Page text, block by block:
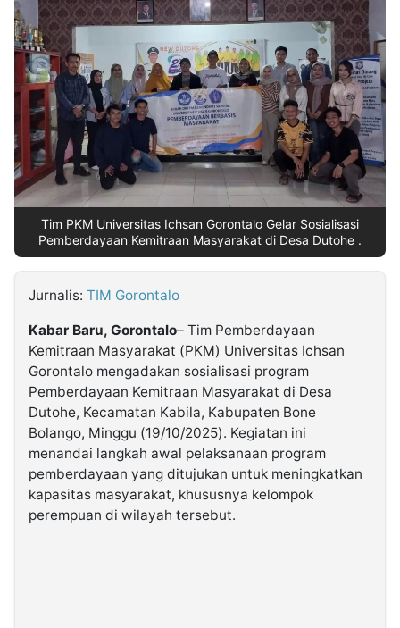
Insight
NTB
Suara
Time
Lens
IDN
Daily
Jogja
Jalan
Rakyat
Idealita
News
Kita
Notice
Dinamikapost.com
Radar
Baru
Seedbacklink
Follow
Kabarbaru
Kabarbaru.co
2026
Kabarbaru
Media
Holding
Tim PKM Universitas Ichsan Gorontalo Gelar Sosialisasi
Pemberdayaan Kemitraan Masyarakat di Desa Dutohe .
Jurnalis: TIM Gorontalo
Kabar Baru, Gorontalo– Tim Pemberdayaan
Kemitraan Masyarakat (PKM) Universitas Ichsan
Gorontalo mengadakan sosialisasi program
Pemberdayaan Kemitraan Masyarakat di Desa
Dutohe, Kecamatan Kabila, Kabupaten Bone
Bolango, Minggu (19/10/2025). Kegiatan ini
menandai langkah awal pelaksanaan program
pemberdayaan yang ditujukan untuk meningkatkan
kapasitas masyarakat, khususnya kelompok
perempuan di wilayah tersebut.